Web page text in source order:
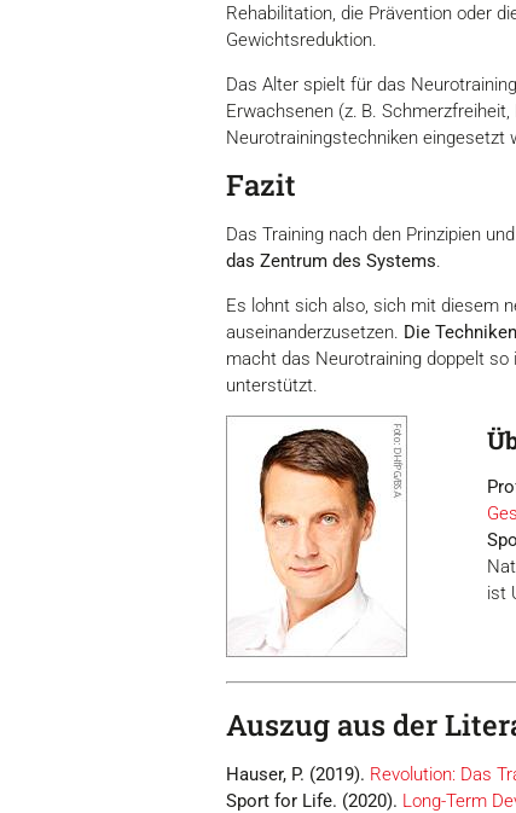
Rehabilitation, die Prävention oder
Gewichtsreduktion.
Das Alter spielt für das
Erwachsenen (z. B.
Neurotrainingstechniken eingesetzt
Fazit
Das Training nach den Prinzipien
das Zentrum des Systems.
Es lohnt sich also, sich mit diesem
auseinanderzusetzen. Die
macht das Neurotraining doppelt so
unterstützt.
ist
Auszug aus der
Hauser, P. (2019). Revolution: Das
Sport for Life. (2020). Long-Term